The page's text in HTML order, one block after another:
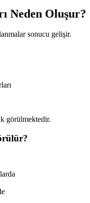
Neden Oluşur?
sonucu gelişir.
görülmektedir.